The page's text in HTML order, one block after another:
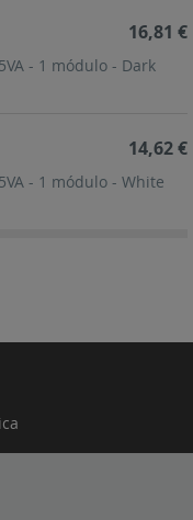
- 1 módulo - Dark
16,81 €
- 1 módulo - White
14,62 €